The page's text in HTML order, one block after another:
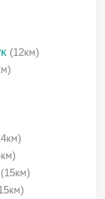
(12км)
(15км)